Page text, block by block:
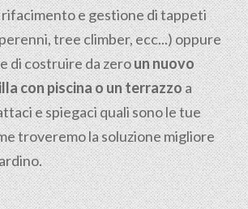
e gestione di tappeti
tree climber, ecc...) oppure
di costruire da zeroun nuovo
con piscina o un terrazzoa
e spiegaci quali sono le tue
troveremo la soluzione migliore